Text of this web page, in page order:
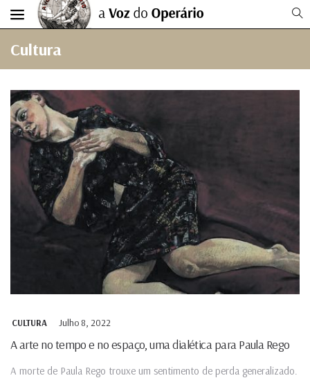
Cultura
CULTURA Julho 8, 2022
A arte no tempo e no espaço, uma dialética para Paula Rego
A morte de Paula Rego trouxe um sentimento de perda generalizado.